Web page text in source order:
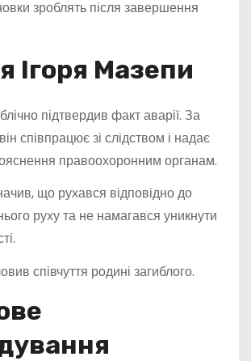
зроблять після завершення
Ігоря Мазепи
підтвердив факт аварії. За
співпрацює зі слідством і надає
правоохоронним органам.
що рухався відповідно до
руху та не намагався уникнути
співчуття родині загиблого.